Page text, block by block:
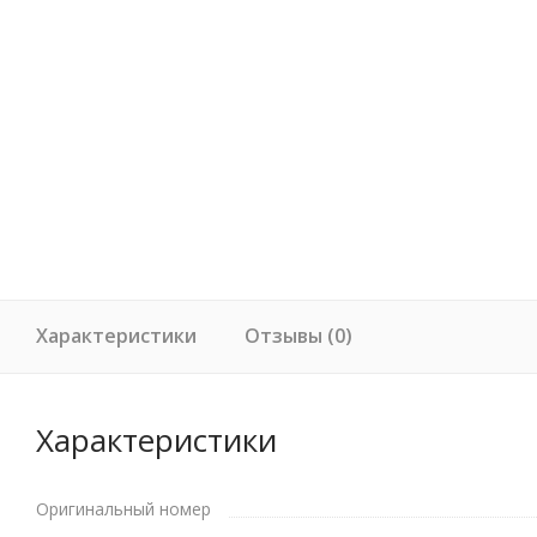
Характеристики Отзывы (0)
Характеристики
Оригинальный номер